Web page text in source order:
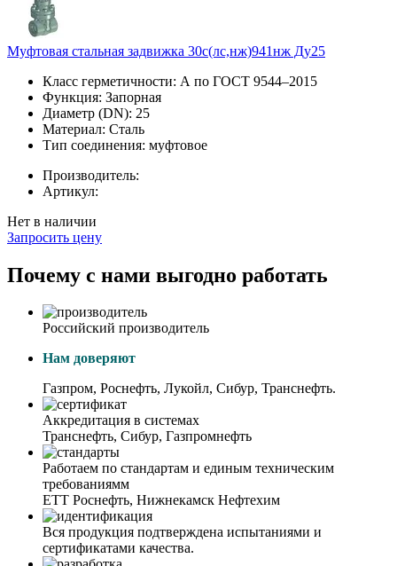
Муфтовая стальная задвижка 30с(лс,нж)941нж Ду25
Класс герметичности: А по ГОСТ 9544–2015
Функция: Запорная
Диаметр (DN): 25
Материал: Сталь
Тип соединения: муфтовое
Производитель:
Артикул:
Нет в наличии
Запросить цену
Почему с нами выгодно работать
Российский производитель
Нам доверяют
Газпром, Роснефть, Лукойл, Сибур, Транснефть.
Аккредитация в системах
Транснефть, Сибур, Газпромнефть
Работаем по стандартам и единым техническим
требованиямм
ЕТТ Роснефть, Нижнекамск Нефтехим
Вся продукция подтверждена испытаниями и
сертификатами качества.